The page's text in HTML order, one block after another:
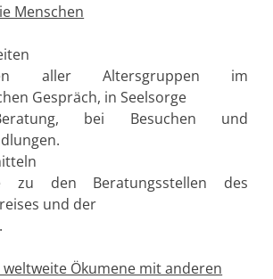
Menschen
aller Altersgruppen im
Gespräch, in Seelsorge
bei Besuchen und
zu den Beratungsstellen des
und der
Ökumene mit anderen